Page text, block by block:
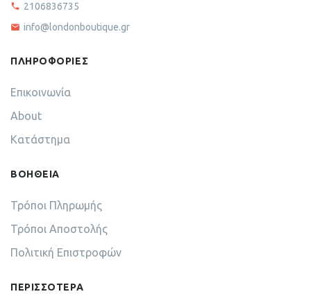
2106836735
info@londonboutique.gr
ΠΛΗΡΟΦΟΡΙΕΣ
Επικοινωνία
About
Κατάστημα
ΒΟΗΘΕΙΑ
Τρόποι Πληρωμής
Τρόποι Αποστολής
Πολιτική Επιστροφών
ΠΕΡΙΣΣΟΤΕΡΑ